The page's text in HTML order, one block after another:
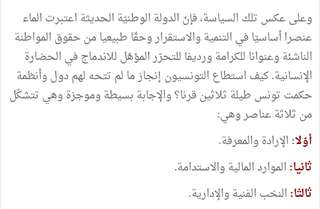
وعلىعكس تلك السياسة،فإنّ الدولة الوطنيّة الحديثة اعتبرت الماء
عنصراأساسيّافي التنميةوالاستقراروحقّا طبيعيامنحقوق المواطنة
الناشئةوعنوانا للكرامةورديفا للتحرّرالمؤهّل للاندماجفي الحضارة
الإنسانية.كيف استطاع التونسيون إنجازما لم تتحه لهمدولوأنظمة
حكمت تونس طيلة ثلاثينقرنا؟والإجابة بسيطةوموجزةوهي تتشكّل
من ثلاثةعناصروهي:
أوّلا: الإرادةوالمعرفة.
ثانيا: المواردالماليةوالاستدامة.
ثالثا: النخب الفنيةوالإدارية.